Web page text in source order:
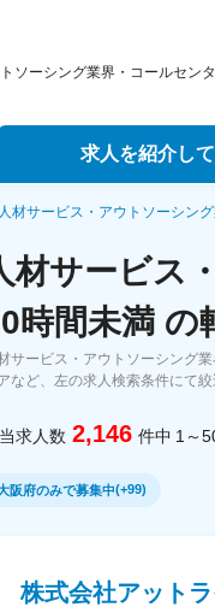
ソーシング業界・コールセン
求人を紹介し
エージェントサービス
スカウトサービス
パートナーエージェント
人材サービス・アウトソーシン
材サービス
時間未満 の
サービス・アウトソーシング
など、左の求人検索条件にて絞
求人数 2,146 件中 1～
阪府のみで募集中(+99)
株式会社アット